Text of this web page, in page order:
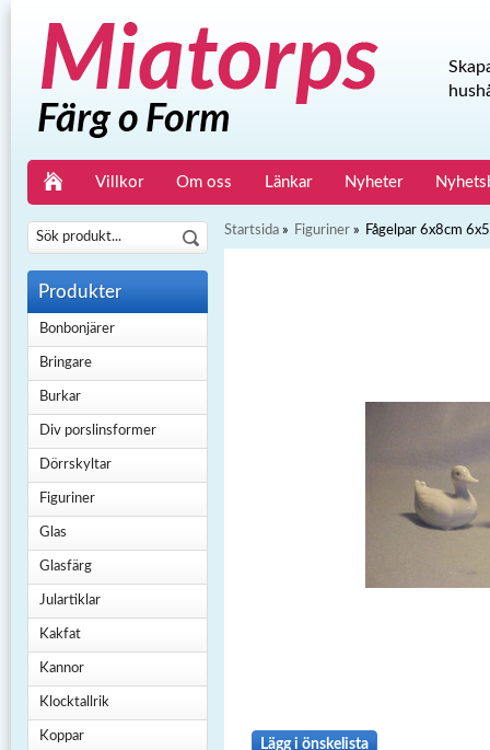
Villkor Om oss Länkar Nyheter
Produkter
Bonbonjärer
Bringare
Burkar
Div porslinsformer
Dörrskyltar
Figuriner
Glas
Glasfärg
Julartiklar
Kakfat
Kannor
Klocktallrik
Koppar
Startsida » Figuriner » Fågelpar 6x8cm
Lägg i önskelista